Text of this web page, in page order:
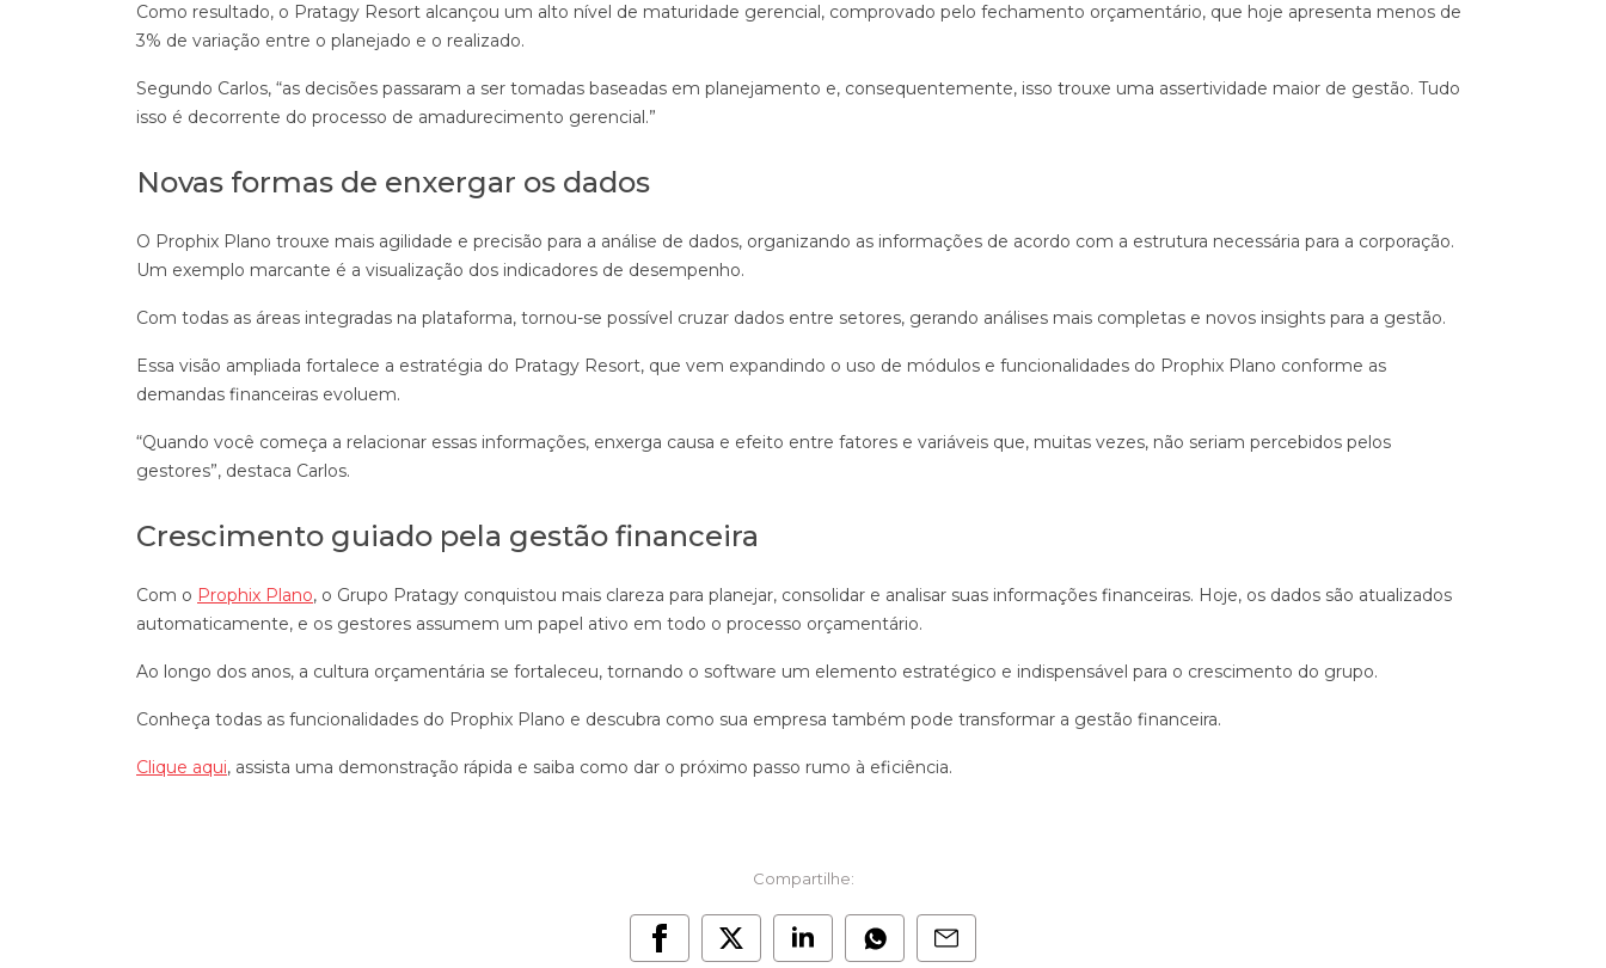
Como resultado, o Pratagy Resort alcançou um alto nível de maturidade gerencial, comprovado pelo fechamento orçamentário, que hoje apresenta menos de
3% de variação entre o planejado e o realizado.
Segundo Carlos, “as decisões passaram a ser tomadas baseadas em planejamento e, consequentemente, isso trouxe uma assertividade maior de gestão. Tudo
isso é decorrente do processo de amadurecimento gerencial.”
Novas formas de enxergar os dados
O Prophix Plano trouxe mais agilidade e precisão para a análise de dados, organizando as informações de acordo com a estrutura necessária para a corporação.
Um exemplo marcante é a visualização dos indicadores de desempenho.
Com todas as áreas integradas na plataforma, tornou-se possível cruzar dados entre setores, gerando análises mais completas e novos insights para a gestão.
Essa visão ampliada fortalece a estratégia do Pratagy Resort, que vem expandindo o uso de módulos e funcionalidades do Prophix Plano conforme as
demandas financeiras evoluem.
“Quando você começa a relacionar essas informações, enxerga causa e efeito entre fatores e variáveis que, muitas vezes, não seriam percebidos pelos
gestores”, destaca Carlos.
Crescimento guiado pela gestão financeira
Com o Prophix Plano, o Grupo Pratagy conquistou mais clareza para planejar, consolidar e analisar suas informações financeiras. Hoje, os dados são atualizados
automaticamente, e os gestores assumem um papel ativo em todo o processo orçamentário.
Ao longo dos anos, a cultura orçamentária se fortaleceu, tornando o software um elemento estratégico e indispensável para o crescimento do grupo.
Conheça todas as funcionalidades do Prophix Plano e descubra como sua empresa também pode transformar a gestão financeira.
Clique aqui, assista uma demonstração rápida e saiba como dar o próximo passo rumo à eficiência.
Compartilhe: